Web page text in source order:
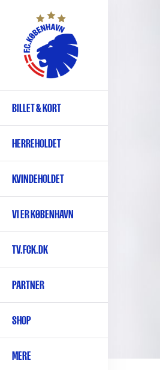
hovedindhold
Primær
navigation
BILLET & KORT
HERREHOLDET
KVINDEHOLDET
VI ER KØBENHAVN
TV.FCK.DK
PARTNER
SHOP
MERE